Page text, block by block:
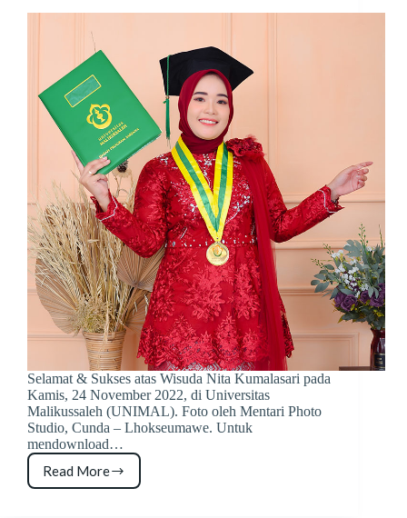
Selamat & Sukses atas Wisuda Nita Kumalasari pada
Kamis, 24 November 2022, di Universitas
Malikussaleh (UNIMAL). Foto oleh Mentari Photo
Studio, Cunda – Lhokseumawe. Untuk
mendownload…
Read More
Foto
Wisuda